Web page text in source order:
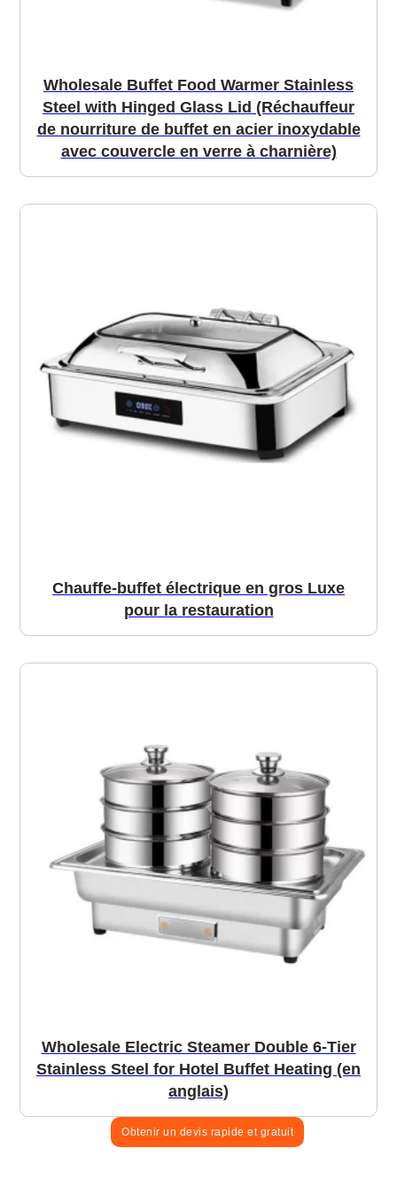
Wholesale Buffet Food Warmer Stainless
Steel with Hinged Glass Lid (Réchauffeur
de nourriture de buffet en acier inoxydable
avec couvercle en verre à charnière)
Chauffe-buffet électrique en gros Luxe
pour la restauration
Wholesale Electric Steamer Double 6-Tier
Stainless Steel for Hotel Buffet Heating (en
anglais)
Obtenir un devis rapide et gratuit